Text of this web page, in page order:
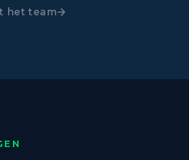
het team